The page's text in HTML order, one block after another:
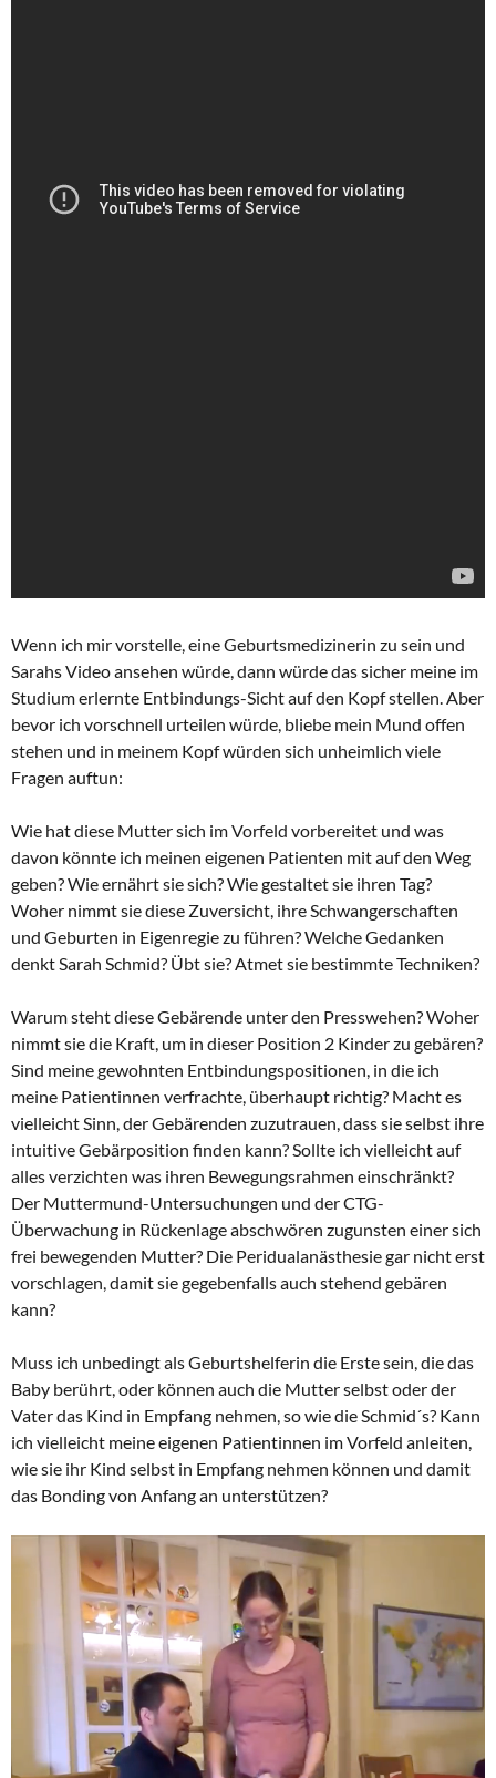
Wenn ich mir vorstelle, eine Geburtsmedizinerin zu sein und
Sarahs Video ansehen würde, dann würde das sicher meine im
Studium erlernte Entbindungs-Sicht auf den Kopf stellen. Aber
bevor ich vorschnell urteilen würde, bliebe mein Mund offen
stehen und in meinem Kopf würden sich unheimlich viele
Fragen auftun:
Wie hat diese Mutter sich im Vorfeld vorbereitet und was
davon könnte ich meinen eigenen Patienten mit auf den Weg
geben? Wie ernährt sie sich? Wie gestaltet sie ihren Tag?
Woher nimmt sie diese Zuversicht, ihre Schwangerschaften
und Geburten in Eigenregie zu führen? Welche Gedanken
denkt Sarah Schmid? Übt sie? Atmet sie bestimmte Techniken?
Warum steht diese Gebärende unter den Presswehen? Woher
nimmt sie die Kraft, um in dieser Position 2 Kinder zu gebären?
Sind meine gewohnten Entbindungspositionen, in die ich
meine Patientinnen verfrachte, überhaupt richtig? Macht es
vielleicht Sinn, der Gebärenden zuzutrauen, dass sie selbst ihre
intuitive Gebärposition finden kann? Sollte ich vielleicht auf
alles verzichten was ihren Bewegungsrahmen einschränkt?
Der Muttermund-Untersuchungen und der CTG-
Überwachung in Rückenlage abschwören zugunsten einer sich
frei bewegenden Mutter? Die Peridualanästhesie gar nicht erst
vorschlagen, damit sie gegebenfalls auch stehend gebären
kann?
Muss ich unbedingt als Geburtshelferin die Erste sein, die das
Baby berührt, oder können auch die Mutter selbst oder der
Vater das Kind in Empfang nehmen, so wie die Schmid´s? Kann
ich vielleicht meine eigenen Patientinnen im Vorfeld anleiten,
wie sie ihr Kind selbst in Empfang nehmen können und damit
das Bonding von Anfang an unterstützen?